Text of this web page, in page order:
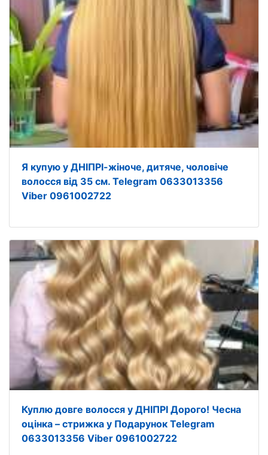
Я купую у ДНІПРІ-жіноче, дитяче, чоловіче
волосся від 35 см. Telegram 0633013356
Viber 0961002722
Куплю довге волосся у ДНІПРІ Дорого! Чесна
оцінка – стрижка у Подарунок Telegram
0633013356 Viber 0961002722